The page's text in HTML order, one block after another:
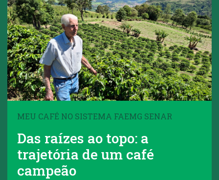
MEU CAFÉ NO SISTEMA FAEMG SENAR
Das raízes ao topo: a
trajetória de um café
campeão